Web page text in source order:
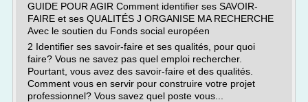
GUIDE POUR AGIR Comment identifier ses SAVOIR-
FAIRE et ses QUALITÉS J ORGANISE MA RECHERCHE
Avec le soutien du Fonds social européen
2 Identifier ses savoir-faire et ses qualités, pour quoi
faire? Vous ne savez pas quel emploi rechercher.
Pourtant, vous avez des savoir-faire et des qualités.
Comment vous en servir pour construire votre projet
professionnel? Vous savez quel poste vous...